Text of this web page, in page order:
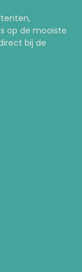
op de mooiste
bij de